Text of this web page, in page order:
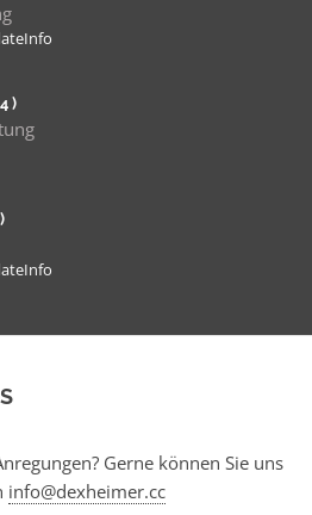
)
Gerne können Sie uns
info@dexheimer.cc